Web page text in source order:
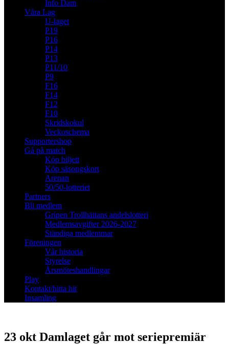
Info Dam
Våra Lag
U-laget
P19
P16
P14
P13
P11/10
P9
F16
F14
F12
F10
Skridskokul
Veckoschema
Supportershop
Gå på match
Köp biljett
Köp säsongskort
Arenan
50/50-lotteriet
Partners
Bli medlem
Gripen Trollhättans andelslotteri
Medlemsavgifter 2026-2027
Ständiga medlemmar
Föreningen
Vår historia
Styrelse
Årsmöteshandlingar
Play
Kontakt/hitta hit
Insamling
23 okt Damlaget går mot seriepremiär